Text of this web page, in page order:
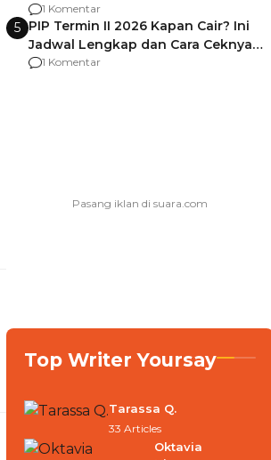
Usai Jadi Brigjen
1 Komentar
5 PIP Termin II 2026 Kapan Cair? Ini
Jadwal Lengkap dan Cara Ceknya
agar Dana Tidak Hangus!
1 Komentar
Top Writer Yoursay
Tarassa Q.
33 Articles
Oktavia